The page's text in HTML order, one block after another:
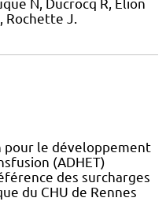
N, Ducrocq R, Elion
Rochette J.
pour le développement
(ADHET)
des surcharges
du CHU de Rennes